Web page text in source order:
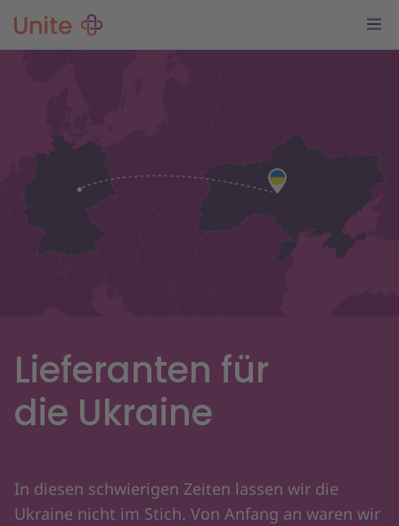
Lieferanten für
die Ukraine
In diesen schwierigen Zeiten lassen wir die
Ukraine nicht im Stich. Von Anfang an waren wir